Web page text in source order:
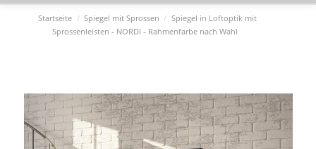
Startseite Spiegel mit Sprossen
Spiegel in Loftoptik mit
Sprossenleisten - NORDI - Rahmenfarbe nach Wahl